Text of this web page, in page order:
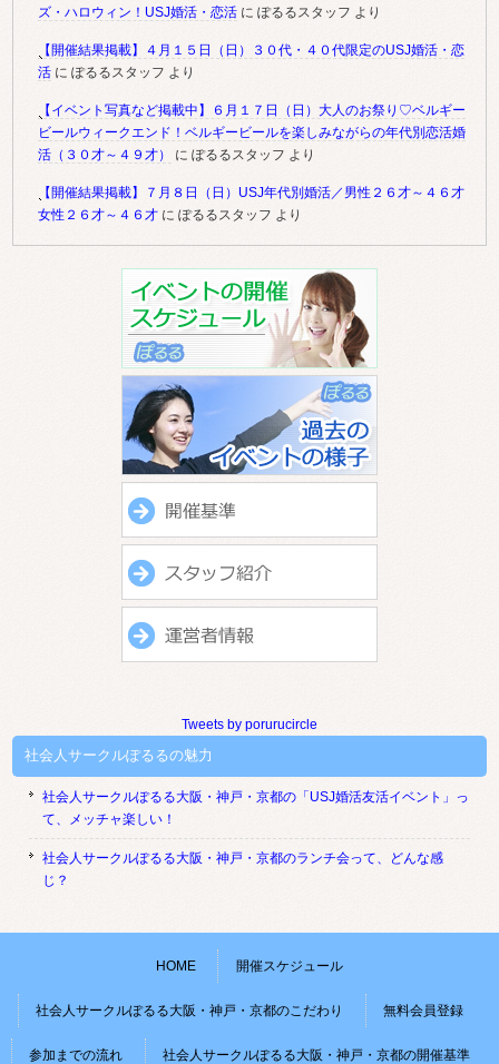
ズ・ハロウィン！USJ婚活・恋活 にぽるるスタッフ より
【開催結果掲載】４月１５日（日）３０代・４０代限定のUSJ婚活・恋
活 にぽるるスタッフ より
【イベント写真など掲載中】６月１７日（日）大人のお祭り♡ベルギー
ビールウィークエンド！ベルギービールを楽しみながらの年代別恋活婚
活（３０才～４９才）
にぽるるスタッフ より
【開催結果掲載】７月８日（日）USJ年代別婚活／男性２６才～４６才
女性２６才～４６才 にぽるるスタッフ より
Tweets by porurucircle
社会人サークルぽるるの魅力
社会人サークルぽるる大阪・神戸・京都の「USJ婚活友活イベント」っ
て、メッチャ楽しい！
社会人サークルぽるる大阪・神戸・京都のランチ会って、どんな感
じ？
HOME 開催スケジュール
社会人サークルぽるる大阪・神戸・京都のこだわり 無料会員登録
参加までの流れ 社会人サークルぽるる大阪・神戸・京都の開催基準